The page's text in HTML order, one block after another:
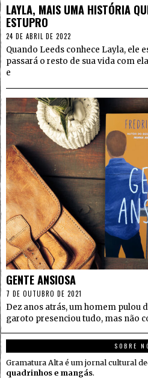
LAYLA, MAIS UMA HISTÓRIA
ESTUPRO
24 DE ABRIL DE 2022
Quando Leeds conhece Layla, ele
passará o resto de sua vida com
e
GENTE ANSIOSA
7 DE OUTUBRO DE 2021
Dez anos atrás, um homem pulou
garoto presenciou tudo, mas não
SOBRE
Gramatura Alta é um jornal cultural
quadrinhos e mangás.